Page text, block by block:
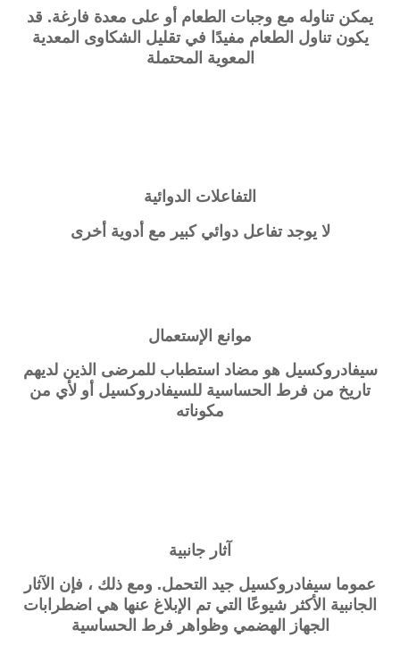
يمكن تناوله مع وجبات الطعام أو على معدة فارغة. قد
يكون تناول الطعام مفيدًا في تقليل الشكاوى المعدية
المعوية المحتملة
التفاعلات الدوائية
لا يوجد تفاعل دوائي كبير مع أدوية أخرى
موانع الإستعمال
سيفادروكسيل هو مضاد استطباب للمرضى الذين لديهم
تاريخ من فرط الحساسية للسيفادروكسيل أو لأي من
مكوناته
آثار جانبية
عموما سيفادروكسيل جيد التحمل. ومع ذلك ، فإن الآثار
الجانبية الأكثر شيوعًا التي تم الإبلاغ عنها هي اضطرابات
الجهاز الهضمي وظواهر فرط الحساسية